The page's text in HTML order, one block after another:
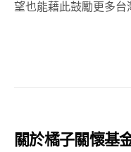
望也能藉此鼓勵更多
關於橘子關懷基